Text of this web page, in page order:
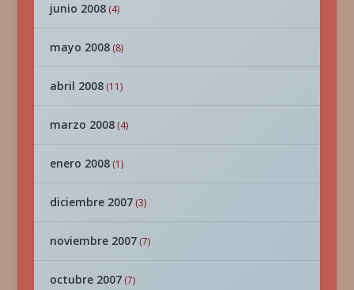
junio 2008(4)
mayo 2008(8)
abril 2008(11)
marzo 2008(4)
enero 2008(1)
diciembre 2007(3)
noviembre 2007(7)
octubre 2007(7)